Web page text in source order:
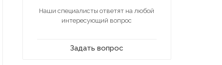
Наши специалисты ответят на любой
интересующий вопрос
Задать вопрос